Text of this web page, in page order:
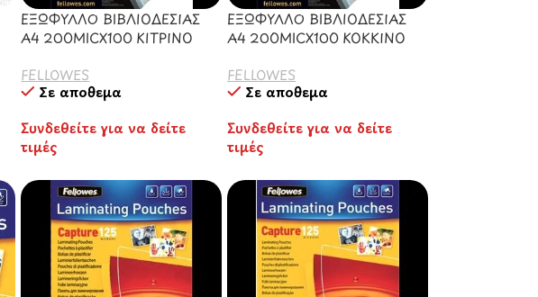
ΕΞΩΦΥΛΛΟ ΒΙΒΛΙΟΔΕΣΙΑΣ
Α4 200MICX100 ΚΙΤΡΙΝΟ
FELLOWES
Σε απόθεμα
Συνδεθείτε για να δείτε
τιμές
ΕΞΩΦΥΛΛΟ ΒΙΒΛΙΟΔΕΣΙΑΣ
Α4 200MICX100 ΚΟΚΚΙΝΟ
FELLOWES
Σε απόθεμα
Συνδεθείτε για να δείτε
τιμές